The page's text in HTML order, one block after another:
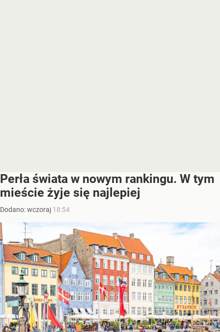
Perła świata w nowym rankingu. W tym
mieście żyje się najlepiej
Dodano:wczoraj 18:54